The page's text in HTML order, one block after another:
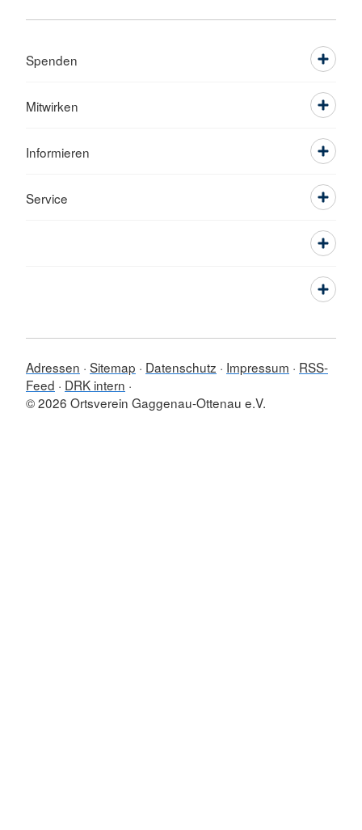
Spenden
Mitwirken
Informieren
Service
Adressen Sitemap Datenschutz Impressum
RSS-
Feed
DRK intern
© 2026 Ortsverein Gaggenau-Ottenau e.V.